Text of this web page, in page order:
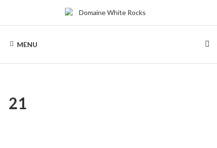
WHITE
ROCKS
de
Chalets
bois
MENU
21